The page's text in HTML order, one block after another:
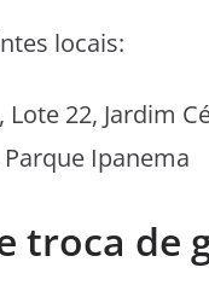
locais:
22, Jardim
Ipanema
troca de